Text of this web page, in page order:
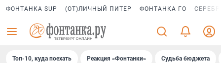
ФОНТАНКА SUP (ОТ)ЛИЧНЫЙ ПИТЕР ФОНТАНКА ГО
Топ-10, куда поехать Реакция «Фонтанки» Судьба бюджета